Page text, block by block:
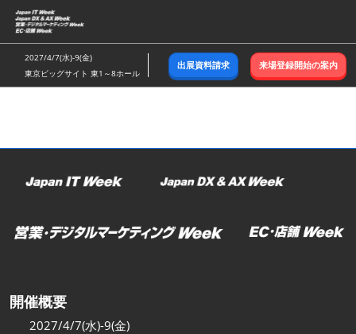
ス
キ
ッ
し
む
2027/4/7(水)-9(金)
東京ビッグサイト 東1～8ホール
出展資料請求 来場登録開始の案内
開催概要
2027/4/7(水)-9(金)